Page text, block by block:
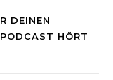
DEINEN
HÖRT